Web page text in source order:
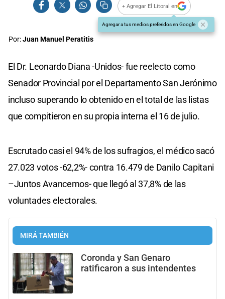
+ Agregar El Litoral en
Agregar a tus medios preferidos en Google
Por:Juan Manuel Peratitis
El Dr. Leonardo Diana -Unidos- fue reelecto como
Senador Provincial por el Departamento San Jerónimo
incluso superando lo obtenido en el total de las listas
que compitieron en su propia interna el 16 de julio.
Escrutado casi el 94% de los sufragios, el médico sacó
27.023 votos -62,2%- contra 16.479 de Danilo Capitani
–Juntos Avancemos- que llegó al 37,8% de las
voluntades electorales.
MIRÁ TAMBIÉN
Coronda y San Genaro
ratificaron a sus intendentes